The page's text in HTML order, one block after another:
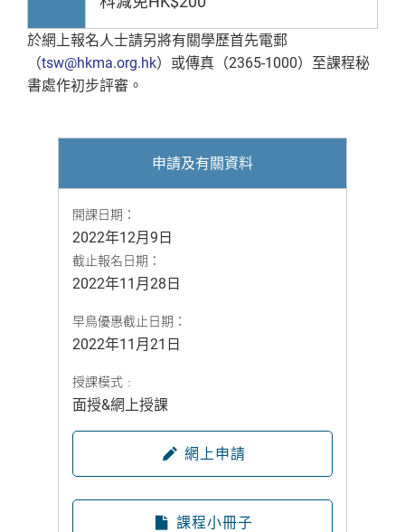
於網上報名人士請另將有關學歷首先電郵
（tsw@hkma.org.hk）或傳真（2365-1000）至課程秘
書處作初步評審。
申請及有關資料
開課日期：
2022年12月9日
截止報名日期：
2022年11月28日
早鳥優惠截止日期：
2022年11月21日
授課模式﹕
面授&網上授課
網上申請
課程小冊子